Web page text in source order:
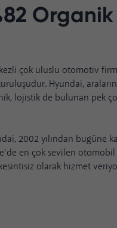
çok uluslu otomotiv
Hyundai,
lojistik de bulunan pek
2002 yılından bugüne
en çok sevilen
olarak hizmet